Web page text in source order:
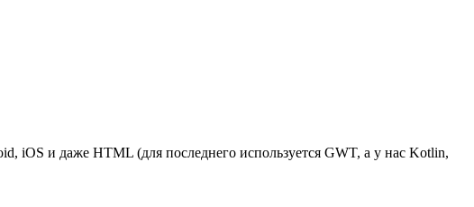
iOS и даже HTML (для последнего используется GWT, а у нас Kotlin,